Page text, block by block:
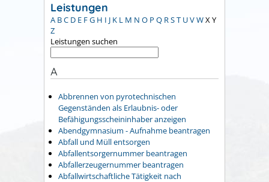
Leistungen
A BC D E FG H I J K L M N O P Q RST UVWXY
Z
Leistungen suchen
A
Abbrennen von pyrotechnischen
Gegenständen als Erlaubnis- oder
Befähigungsscheininhaber anzeigen
Abendgymnasium - Aufnahme beantragen
Abfall und Müll entsorgen
Abfallentsorgernummer beantragen
Abfallerzeugernummer beantragen
Abfallwirtschaftliche Tätigkeit nach